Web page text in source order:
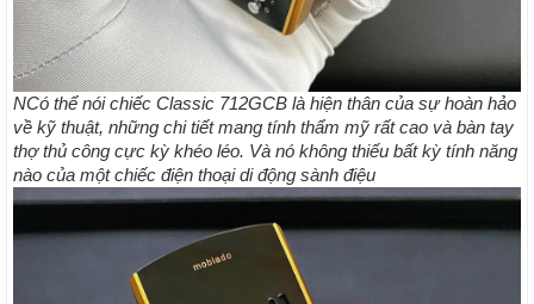
NCó thể nói chiếc Classic 712GCB là hiện thân của sự hoàn hảo
về kỹ thuật, những chi tiết mang tính thẩm mỹ rất cao và bàn tay
thợ thủ công cực kỳ khéo léo. Và nó không thiếu bất kỳ tính năng
nào của một chiếc điện thoại di động sành điệu